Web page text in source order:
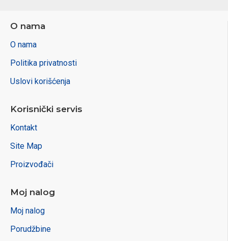
O nama
O nama
Politika privatnosti
Uslovi korišćenja
Korisnički servis
Kontakt
Site Map
Proizvođači
Moj nalog
Moj nalog
Porudžbine